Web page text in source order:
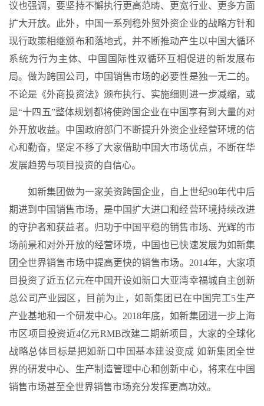
议也强调，要坚持不懈执行更高范畴、更宽行业、更多方面
扩大开放。此外，中国一系列稳外贸外资企业的战略方针和
现行政策相继颁布和落地式，并不断推动产生以中国大循环
系统为行为主体、中国国际性双循环互相促进的新发展布
局。做为跨国公司，中国销售市场的必要性是独一无二的。
不论是《外商投资法》颁布执行、实施细则进一步减缩，或
是“十四五”整体规划都将使跨国企业在中国享有到大量的对
外开放收益。中国政府部门不断提升外资企业经营环境的信
心和勤奋，坚定不移了大家借助中国大市场优点，不断在华
发展趋势与项目投资的自信心。
如新集团做为一家美资跨国企业，自上世纪90年代中后
期进到中国销售市场，是中国扩大进口和经营环境持续改进
的守护者和获益者。归功于中国平稳的销售市场、光辉的市
场前景和对外开放的经营环境，中国也已快速发展为如新集
团全世界销售市场中提高更快的销售市场。2014年，大家项
目投资了近五亿元在中国开设如新口大亚湾幸福城自主创新
总公司产业园区，目前为止，如新集团已在中国完工5生产
产业基地和一个研发中心。2018年底，如新集团进一步上海
市区项目投资近4亿元RMB改建二期新项目，大家的全球化
战略总体目标是把如新口中国基本建设变成 如新集团全世
界的研发中心、生产制造管理中心和创新中心，将来在中国
销售市场甚至全世界销售市场充分发挥更高功效。